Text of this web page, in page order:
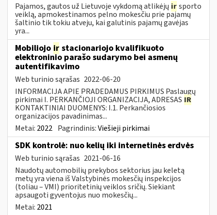
Pajamos, gautos už Lietuvoje vykdomą atlikėjų irsporto
veiklą, apmokestinamos pelno mokesčiu prie pajamų
šaltinio tik tokiu atveju, kai galutinis pajamų gavėjas
yra...
Mobiliojo ir stacionariojo kvalifikuoto
elektroninio parašo sudarymo bei asmenų
autentifikavimo
Web turinio sąrašas 2022-06-20
INFORMACIJA APIE PRADEDAMUS PIRKIMUS Paslaugų
pirkimai I. PERKANČIOJI ORGANIZACIJA, ADRESAS IR
KONTAKTINIAI DUOMENYS: I.1. Perkančiosios
organizacijos pavadinimas...
Metai: 2022 Pagrindinis:Viešieji pirkimai
SDK kontrolė: nuo kelių iki internetinės erdvės
Web turinio sąrašas 2021-06-16
Naudotų automobilių prekybos sektorius jau keletą
metų yra viena iš Valstybinės mokesčių inspekcijos
(toliau – VMI) prioritetinių veiklos sričių. Siekiant
apsaugoti gyventojus nuo mokesčių...
Metai: 2021